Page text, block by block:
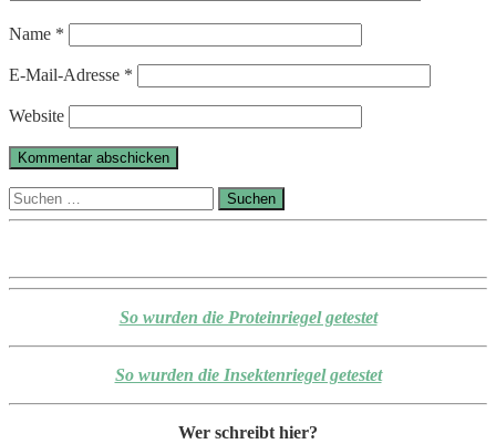
Name *
E-Mail-Adresse *
Website
Suchen
nach:
So wurden die Proteinriegel getestet
So wurden die Insektenriegel getestet
Wer schreibt hier?